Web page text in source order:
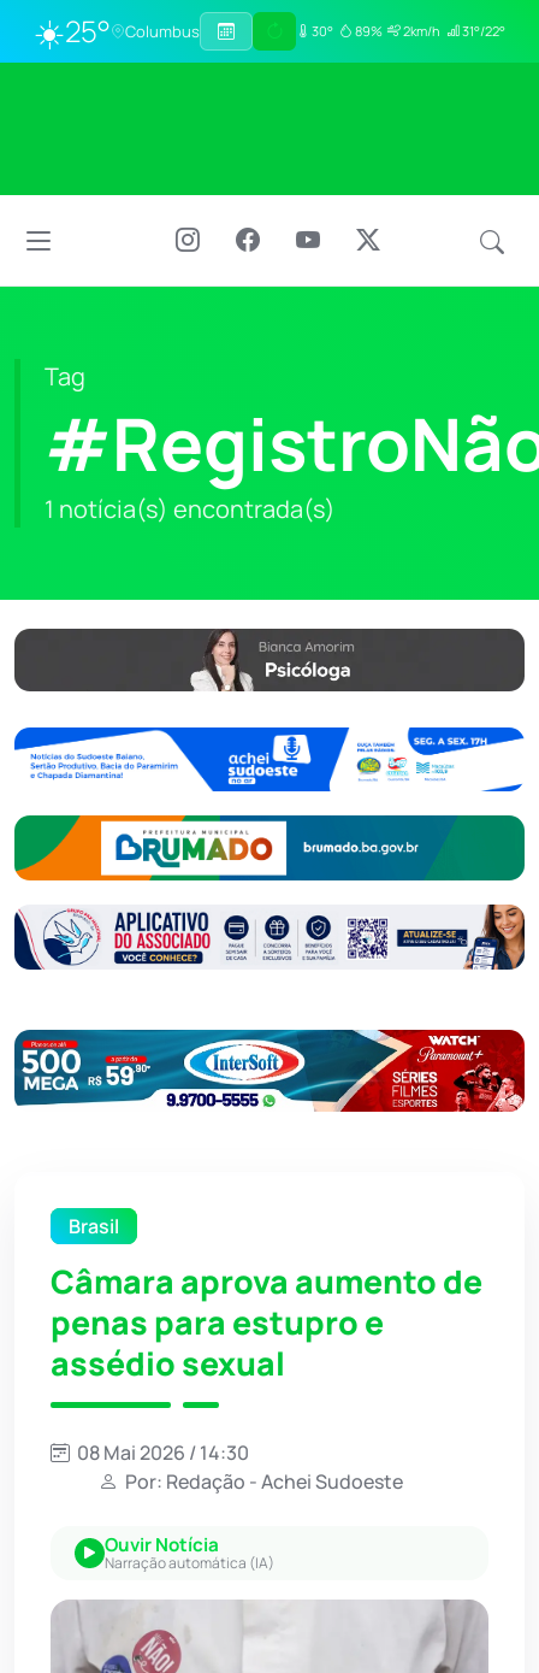
☀️25° Columbus 30° 89% 2km/h 31°/22°
Tag
1 notícia(s) encontrada(s)
Brasil
Câmara aprova aumento de
penas para estupro e
assédio sexual
08 Mai 2026 / 14:30
Por: Redação - Achei Sudoeste
Ouvir Notícia
Narração automática (IA)